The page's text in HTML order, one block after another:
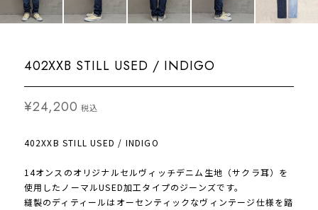
402XXB STILL USED / INDIGO
¥24,200 税込
402XXB STILL USED / INDIGO
14オンスのオリジナルセルヴィッチデニム生地（サクラ耳）を
使用したノーマルUSED加工タイプのジーンズです。
縫製のディティールはオーセンティックなヴィンテージ仕様を踏